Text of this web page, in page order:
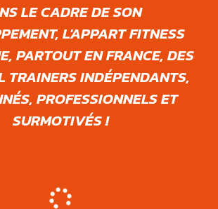
LE CADRE DE SON
L'APPART FITNESS
PARTOUT EN FRANCE, DES
TRAINERS INDÉPENDANTS,
PROFESSIONNELS ET
SURMOTIVÉS !